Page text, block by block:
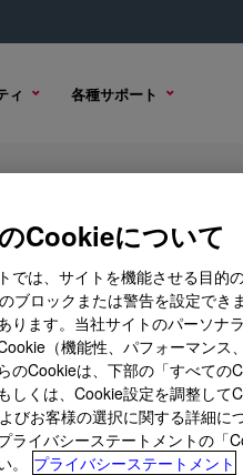
ィ 各種サポート
Foam
サンプル オプション
Cookieについて
では、サイトを機能させる目的
ブロックまたは警告を設定でき
ります。当社サイトのパーソナ
（機能性、パフォーマンス
のCookieは、下部の「すべての
しくは、Cookie設定を調整して
びお客様の選択に関する詳細に
ライバシーステートメントの「
プライバシーステートメント